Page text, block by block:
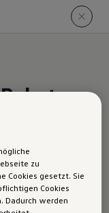
des
zu
Cookies gesetzt. Sie
Cookies
Dadurch werden